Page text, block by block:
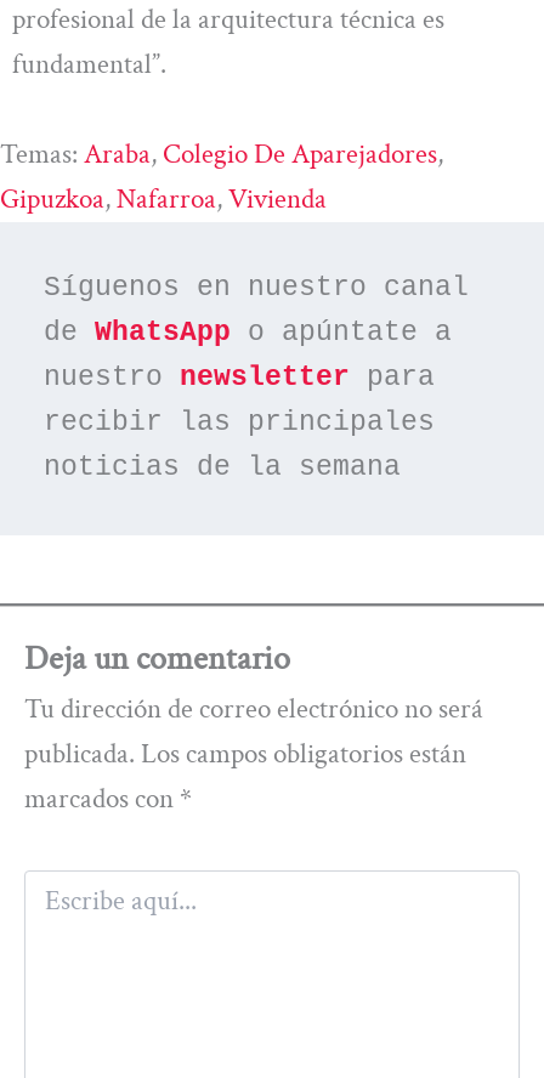
profesional de la arquitectura técnica es
fundamental”.
Temas: Araba, Colegio De Aparejadores
Gipuzkoa, Nafarroa, Vivienda
Síguenos en nuestro canal
de WhatsApp o apúntate a
nuestro newsletter para
recibir las principales
noticias de la semana
Deja un comentario
Tu dirección de correo electrónico no será
publicada. Los campos obligatorios están
marcados con *
Escribe
aquí...